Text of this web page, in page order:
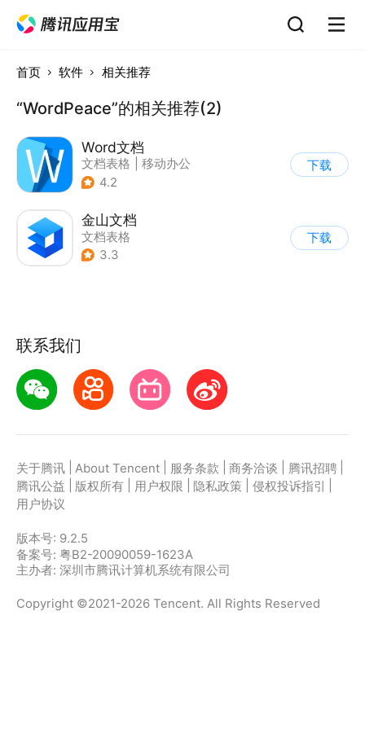
首页 软件 相关推荐
“WordPeace”的相关推荐(2)
Word文档
文档表格
移动办公
4.2
下载
金山文档
文档表格
3.3
下载
联系我们
关于腾讯 About Tencent 服务条款 商务洽谈 腾讯招聘
腾讯公益
版权所有 用户权限 隐私政策 侵权投诉指引
用户协议
版本号: 9.2.5
备案号: 粤B2-20090059-1623A
主办者: 深圳市腾讯计算机系统有限公司
Copyright ©2021-2026 Tencent. All Rights Reserved